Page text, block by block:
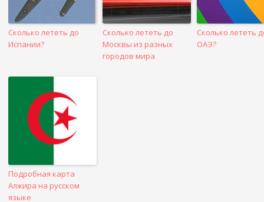
Сколько лететь до
Испании?
Сколько лететь до
Москвы из разных
городов мира
Сколько лететь
ОАЭ?
Подробная карта
Алжира на русском
языке